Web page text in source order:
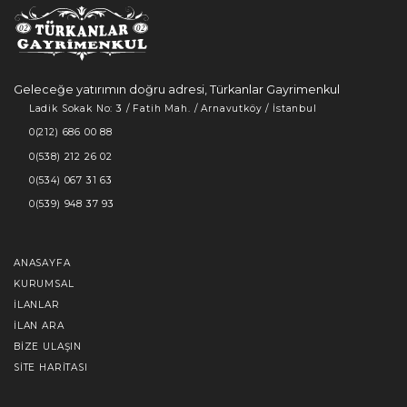
Geleceğe yatırımın doğru adresi, Türkanlar Gayrimenkul
Ladik Sokak No: 3 / Fatih Mah. / Arnavutköy / İstanbul
0(212) 686 00 88
0(538) 212 26 02
0(534) 067 31 63
0(539) 948 37 93
ANASAYFA
KURUMSAL
İLANLAR
İLAN ARA
BIZE ULAŞIN
SITE HARITASI